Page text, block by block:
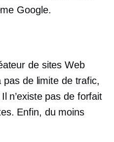
Google.
de sites Web
pas de limite de trafic,
n’existe pas de forfait
Enfin, du moins